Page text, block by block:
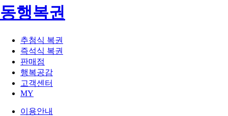
동행복권
추첨식 복권
즉석식 복권
판매점
행복공감
고객센터
MY
이용안내